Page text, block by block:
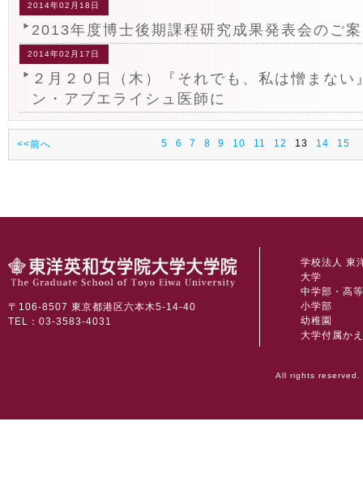
2014年02月18日
2013年度博士後期課程研究成果発表会のご
2014年02月17日
２月２０日（木）『それでも、私は憎まない
ン・アブエライシュ医師に
<<前へ 5 6 7 8 9 10 11 12 13 14 15
〒106-8507 東京都港区六本木5-14-40
TEL：03-3583-4031
学校法人 東
大学
中学部・高
小学部
幼稚園
大学付属か
All rights reserved.